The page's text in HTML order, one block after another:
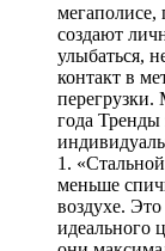
мегаполисе,
создают
улыбаться,
контакт в
года
1.
меньше
воздухе.
идеального